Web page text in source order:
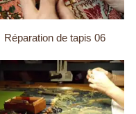
Réparation de tapis 06